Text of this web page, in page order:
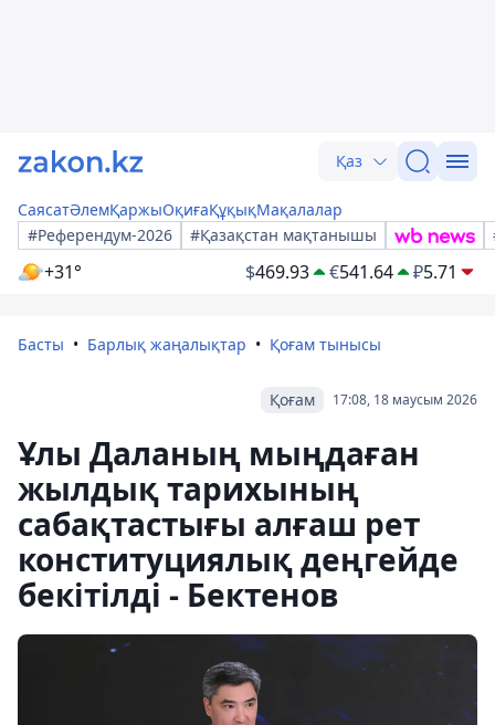
Қаз
СаясатӘлемҚаржыОқиғаҚұқықМақалалар
#Референдум-2026
#Қазақстан мақтанышы
+31° $469.93 €541.64 ₽5.71
Басты Барлық жаңалықтар Қоғам тынысы
17:08, 18 маусым 2026
Қоғам
Ұлы Даланың мыңдаған
жылдық тарихының
сабақтастығы алғаш рет
конституциялық деңгейде
бекітілді - Бектенов